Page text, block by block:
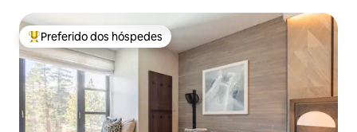
Entre os melhores preferidos dos hóspedes
Preferido dos hóspedes